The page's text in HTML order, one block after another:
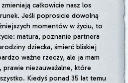
całkowicie nasz los
Jeśli poprosicie dowolną
momentów w życiu, to
matura, poznanie partnera
dziecka, śmierć bliskiej
ważne rzeczy, ale ja mam
niezauważalne, które
Kiedyś ponad 35 lat temu